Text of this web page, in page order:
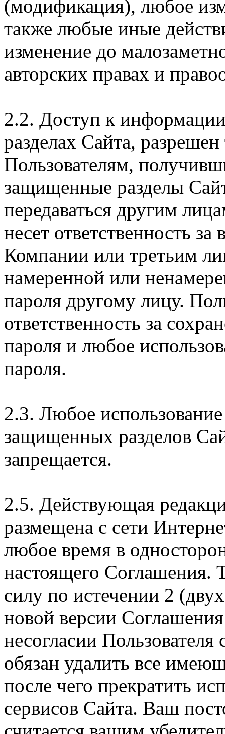
(модификация), любое
также любые иные
изменение до
авторских правах и
2.2. Доступ к
разделах Сайта,
Пользователям,
защищенные разделы
передаваться другим
несет ответственность
Компании или третьим
намеренной или
пароля другому лицу.
ответственность за
пароля и любое
пароля.
2.3. Любое
защищенных разделов
запрещается.
2.5. Действующая
размещена с сети
любое время в
настоящего Соглашения.
силу по истечении 2
новой версии
несогласии
обязан удалить все
после чего прекратить
сервисов Сайта. Ваш